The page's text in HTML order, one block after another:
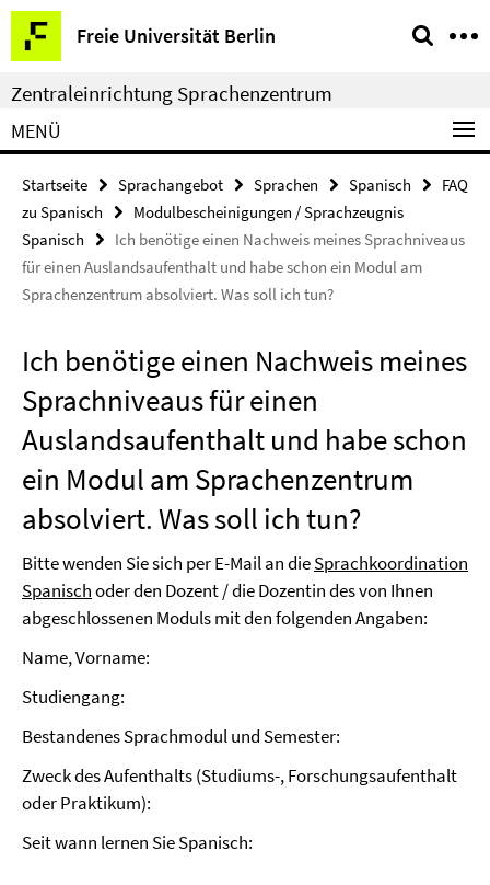
Springe
direkt
zu
Inhalt
Freie Universität Berlin
Service-
Navigation
Zentraleinrichtung Sprachenzentrum
MENÜ
Startseite Sprachangebot Sprachen Spanisch
FAQ
zu Spanisch
Modulbescheinigungen / Sprachzeugnis
Spanisch
Ich benötige einen Nachweis meines Sprachniveaus
für einen Auslandsaufenthalt und habe schon ein Modul am
Sprachenzentrum absolviert. Was soll ich tun?
Ich benötige einen Nachweis meines
Sprachniveaus für einen
Auslandsaufenthalt und habe schon
ein Modul am Sprachenzentrum
absolviert. Was soll ich tun?
Bitte wenden Sie sich per E-Mail an dieSprachkoordination
Spanischoder den Dozent / die Dozentin des von Ihnen
abgeschlossenen Moduls mit den folgenden Angaben:
Name, Vorname:
Studiengang:
Bestandenes Sprachmodul und Semester:
Zweck des Aufenthalts (Studiums-, Forschungsaufenthalt
oder Praktikum):
Seit wann lernen Sie Spanisch: